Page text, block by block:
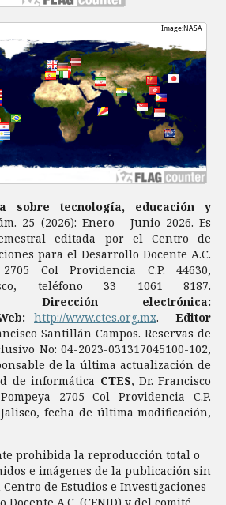
sobre tecnología, educación y
25 (2026): Enero - Junio 2026. Es
editada por el Centro de
para el Desarrollo Docente A.C.
2705 Col Providencia C.P. 44630,
teléfono 33 1061 8187.
Dirección electrónica:
http://www.ctes.org.mx. Editor
Santillán Campos. Reservas de
No: 04-2023-031317045100-102,
de la última actualización de
de informática CTES, Dr. Francisco
2705 Col Providencia C.P.
fecha de última modificación,
prohibida la reproducción total o
e imágenes de la publicación sin
de Estudios e Investigaciones
A.C. (CENID) y del comité